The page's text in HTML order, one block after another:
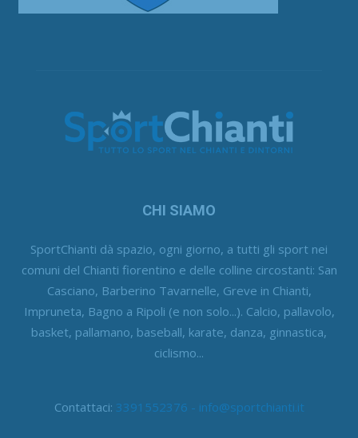
CHI SIAMO
SportChianti dà spazio, ogni giorno, a tutti gli sport nei
comuni del Chianti fiorentino e delle colline circostanti: San
Casciano, Barberino Tavarnelle, Greve in Chianti,
Impruneta, Bagno a Ripoli (e non solo...). Calcio, pallavolo,
basket, pallamano, baseball, karate, danza, ginnastica,
ciclismo...
Contattaci: 3391552376 - info@sportchianti.it